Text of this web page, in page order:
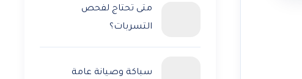
متى تحتاج لفحص
التسربات؟
سباكة وصيانة عامة